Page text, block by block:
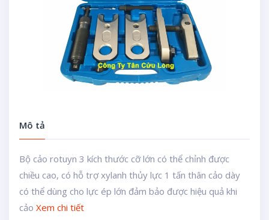
Mô tả
Bộ cảo rotuyn 3 kích thước cỡ lớn có thể chỉnh được
chiều cao, có hỗ trợ xylanh thủy lực 1 tấn thân cảo dày
có thể dùng cho lực ép lớn đảm bảo được hiệu quả khi
cảo Xem chi tiết